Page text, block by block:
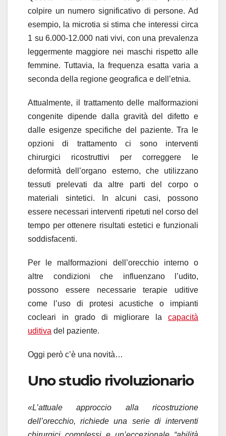
colpire un numero significativo di persone. Ad
esempio, la microtia si stima che interessi circa
1 su 6.000-12.000 nati vivi, con una prevalenza
leggermente maggiore nei maschi rispetto alle
femmine. Tuttavia, la frequenza esatta varia a
seconda della regione geografica e dell’etnia.
Attualmente, il trattamento delle malformazioni
congenite dipende dalla gravità del difetto e
dalle esigenze specifiche del paziente. Tra le
opzioni di trattamento ci sono interventi
chirurgici ricostruttivi per correggere le
deformità dell’organo esterno, che utilizzano
tessuti prelevati da altre parti del corpo o
materiali sintetici. In alcuni casi, possono
essere necessari interventi ripetuti nel corso del
tempo per ottenere risultati estetici e funzionali
soddisfacenti.
Per le malformazioni dell’orecchio interno o
altre condizioni che influenzano l’udito,
possono essere necessarie terapie uditive
come l’uso di protesi acustiche o impianti
cocleari in grado di migliorare la capacità
uditiva del paziente.
Oggi però c’è una novità…
Uno studio rivoluzionario
«L’attuale approccio alla ricostruzione
dell’orecchio, richiede una serie di interventi